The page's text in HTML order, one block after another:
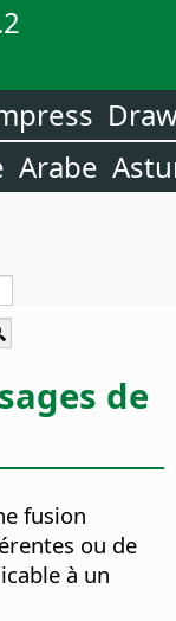
Arabe
de
fusion
ou de
à un